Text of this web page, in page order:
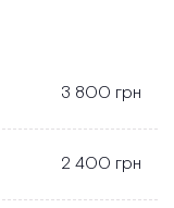
3 800 грн
2 400 грн